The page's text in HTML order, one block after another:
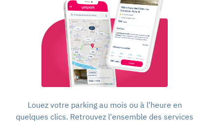
Louez votre parking au mois ou à l'heure en
quelques clics. Retrouvez l'ensemble des services